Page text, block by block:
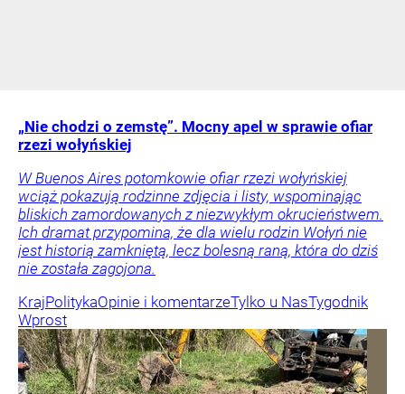
„Nie chodzi o zemstę”. Mocny apel w sprawie ofiar
rzezi wołyńskiej
W Buenos Aires potomkowie ofiar rzezi wołyńskiej
wciąż pokazują rodzinne zdjęcia i listy, wspominając
bliskich zamordowanych z niezwykłym okrucieństwem.
Ich dramat przypomina, że dla wielu rodzin Wołyń nie
jest historią zamkniętą, lecz bolesną raną, która do dziś
nie została zagojona.
KrajPolitykaOpinie i komentarzeTylko u NasTygodnik
Wprost